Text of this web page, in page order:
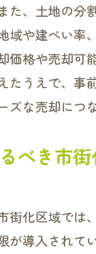
た、土地の分
域や建ぺい率
価格や売却可
たうえで、事
ズな売却につ
べき市
街化区域では
が導入されて